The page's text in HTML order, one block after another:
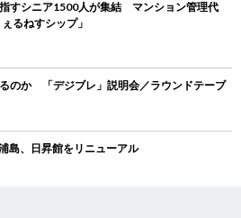
指すシニア1500人が集結 マンション管理代
るねすシップ」
のか 「デジブレ」説明会／ラウンドテーブ
島、日昇館をリニューアル